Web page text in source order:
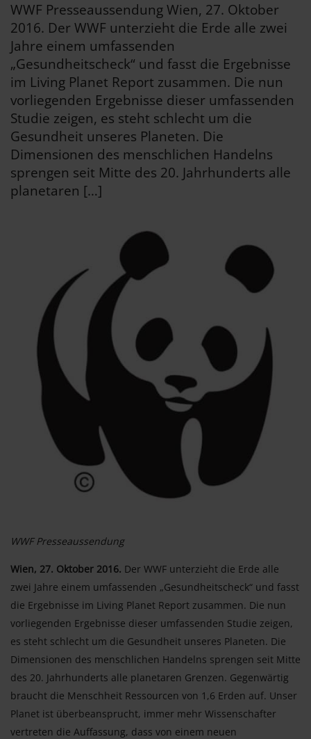
WWF Presseaussendung Wien, 27. Oktober
2016. Der WWF unterzieht die Erde alle zwei
Jahre einem umfassenden
„Gesundheitscheck“ und fasst die Ergebnisse
im Living Planet Report zusammen. Die nun
vorliegenden Ergebnisse dieser umfassenden
Studie zeigen, es steht schlecht um die
Gesundheit unseres Planeten. Die
Dimensionen des menschlichen Handelns
sprengen seit Mitte des 20. Jahrhunderts alle
planetaren […]
WWF Presseaussendung
Wien, 27. Oktober 2016. Der WWF unterzieht die Erde alle
zwei Jahre einem umfassenden „Gesundheitscheck“ und fasst
die Ergebnisse im Living Planet Report zusammen. Die nun
vorliegenden Ergebnisse dieser umfassenden Studie zeigen,
es steht schlecht um die Gesundheit unseres Planeten. Die
Dimensionen des menschlichen Handelns sprengen seit Mitte
des 20. Jahrhunderts alle planetaren Grenzen. Gegenwärtig
braucht die Menschheit Ressourcen von 1,6 Erden auf. Unser
Planet ist überbeansprucht, immer mehr Wissenschafter
vertreten die Auffassung, dass von einem neuen